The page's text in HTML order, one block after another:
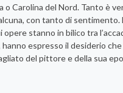
o Carolina del Nord. Tanto è
con tanto di sentimento.
stanno in bilico tra
hanno espresso il desiderio
del pittore e della sua